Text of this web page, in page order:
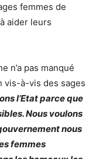
femmes de
aider leurs
n’a pas manqué
vis-à-vis des sages
l’Etat parce que
Nous voulons
nous
femmes